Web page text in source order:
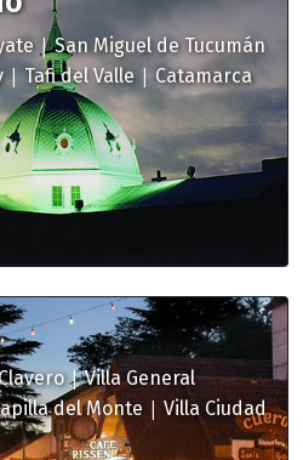
|San Miguel de Tucumán
|Tafi del Valle| Catamarca
|Villa General
del Monte | Villa Ciudad